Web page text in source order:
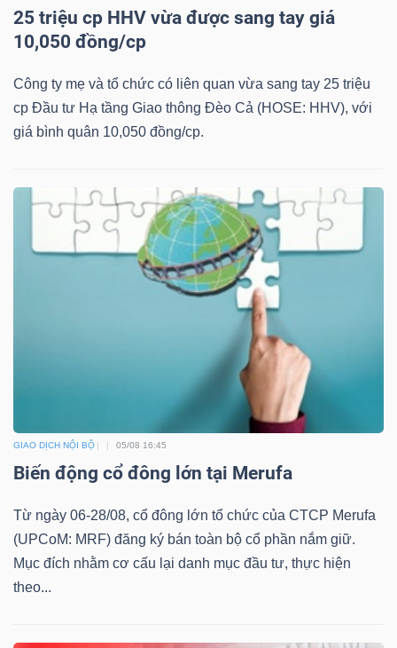
25 triệu cp HHV vừa được sang tay giá
10,050 đồng/cp
Công ty mẹ và tổ chức có liên quan vừa sang tay 25 triệu
cp Đầu tư Hạ tầng Giao thông Đèo Cả (HOSE: HHV), với
giá bình quân 10,050 đồng/cp.
GIAO DỊCH NỘI BỘ 05/08 16:45
Biến động cổ đông lớn tại Merufa
Từ ngày 06-28/08, cổ đông lớn tổ chức của CTCP Merufa
(UPCoM: MRF) đăng ký bán toàn bộ cổ phần nắm giữ.
Mục đích nhằm cơ cấu lại danh mục đầu tư, thực hiện
theo...
(-)
(-)
Đào
cụ
đầu
tư